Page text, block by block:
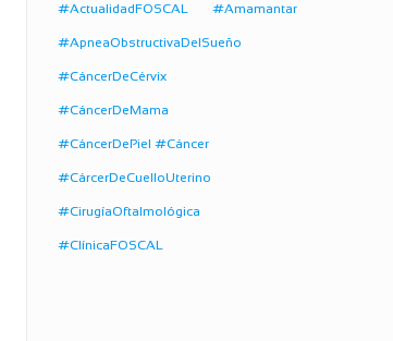
#ActualidadFOSCAL #Amamantar
#ApneaObstructivaDelSueño
#CáncerDeCérvix
#CáncerDeMama
#CáncerDePiel #Cáncer
#CárcerDeCuelloUterino
#CirugíaOftalmológica
#ClínicaFOSCAL